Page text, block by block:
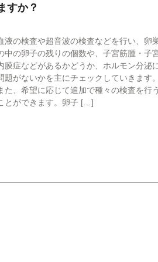
各種ダウンロー
すか？
液の検査や超音波の検査などを行い、卵
中の卵子の残りの個数や、子宮筋腫・子
膜症などがあるかどうか、ホルモン分泌
題がないかを主にチェックしていきます。
た、希望に応じて追加で種々の検査を行う
とができます。卵子 […]